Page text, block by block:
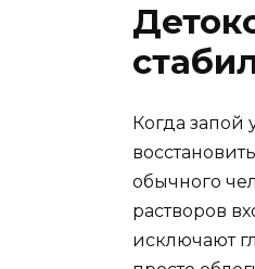
Когда запой
обычного
растворов
исключают